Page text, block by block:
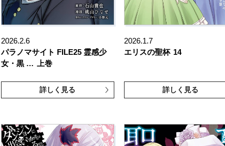
2026.2.6
パラノマサイト FILE25 霊感少
女・黒 …
上巻
詳しく見る
2026.1.7
エリスの聖杯 14
詳しく見る